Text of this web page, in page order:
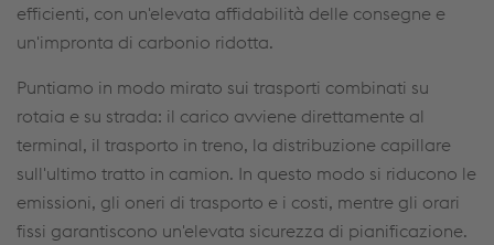
efficienti, con un'elevata affidabilità delle consegne e
un'impronta di carbonio ridotta.
Puntiamo in modo mirato sui trasporti combinati su
rotaia e su strada: il carico avviene direttamente al
terminal, il trasporto in treno, la distribuzione capillare
sull'ultimo tratto in camion. In questo modo si riducono le
emissioni, gli oneri di trasporto e i costi, mentre gli orari
fissi garantiscono un'elevata sicurezza di pianificazione.